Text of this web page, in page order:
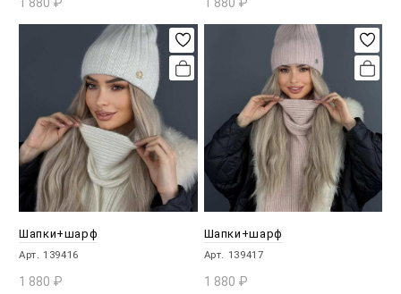
В КОРЗИНУ В КОРЗИНУ
Шапки+шарф
Арт. 139416
1 880 ₽
Шапки+шарф
Арт. 139417
1 880 ₽